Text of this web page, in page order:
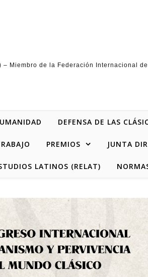
Miembro de la Federación Internacional
DEFENSA DE LAS
PREMIOS JUNTA
LATINOS (RELAT)